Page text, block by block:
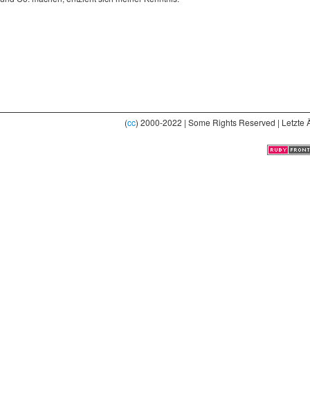
(cc) 2000-2022 | Some Rights Reserved |